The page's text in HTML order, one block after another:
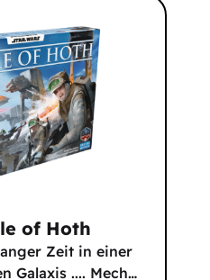
of Hoth
Zeit in einer
Galaxis .... Mech…